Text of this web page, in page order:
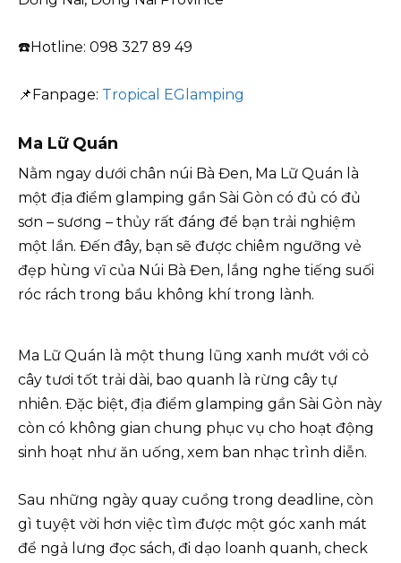
☎️Hotline: 098 327 89 49
📌Fanpage: Tropical EGlamping
Ma Lữ Quán
Nằm ngay dưới chân núi Bà Đen, Ma Lữ Quán là
một địa điểm glamping gần Sài Gòn có đủ có đủ
sơn – sương – thủy rất đáng để bạn trải nghiệm
một lần. Đến đây, bạn sẽ được chiêm ngưỡng vẻ
đẹp hùng vĩ của Núi Bà Đen, lắng nghe tiếng suối
róc rách trong bầu không khí trong lành.
Ma Lữ Quán là một thung lũng xanh mướt với cỏ
cây tươi tốt trải dài, bao quanh là rừng cây tự
nhiên. Đặc biệt, địa điểm glamping gần Sài Gòn này
còn có không gian chung phục vụ cho hoạt động
sinh hoạt như ăn uống, xem ban nhạc trình diễn.
Sau những ngày quay cuồng trong deadline, còn
gì tuyệt vời hơn việc tìm được một góc xanh mát
để ngả lưng đọc sách, đi dạo loanh quanh, check